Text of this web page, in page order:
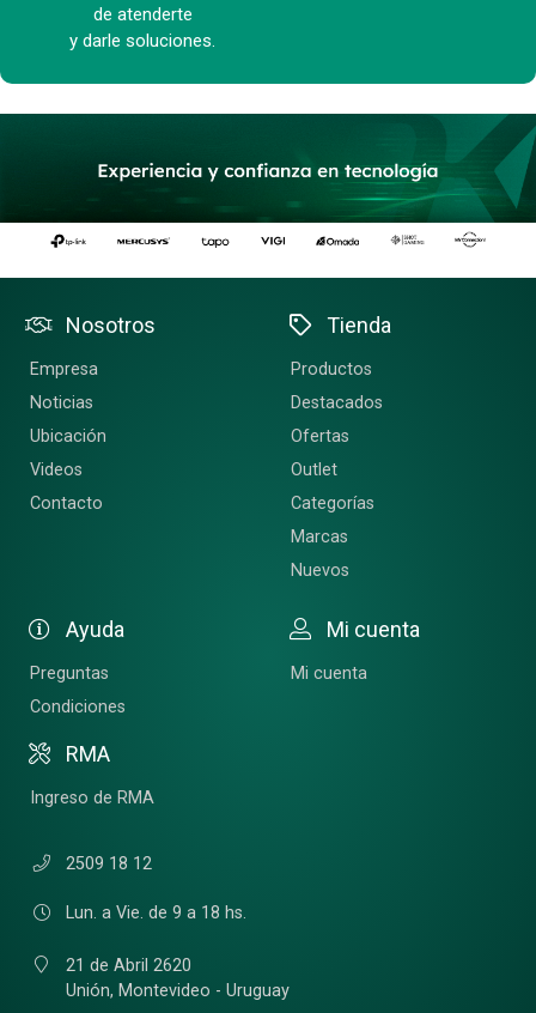
de atenderte
y darle soluciones.
Nosotros
Empresa
Noticias
Ubicación
Videos
Contacto
Tienda
Productos
Destacados
Ofertas
Outlet
Categorías
Marcas
Nuevos
Ayuda
Preguntas
Condiciones
RMA
Ingreso de RMA
Mi cuenta
Mi cuenta
2509 18 12
Lun. a Vie. de 9 a 18 hs.
21 de Abril 2620
Unión, Montevideo - Uruguay